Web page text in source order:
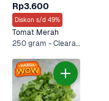
Rp3.600
Diskon s/d 49%
Tomat Merah
250 gram - Clearance Sale, 250 gram +2 Lainnya